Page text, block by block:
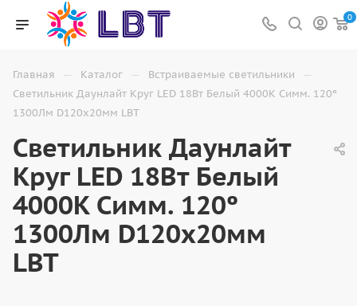
0
Главная — Каталог — Встраиваемые светильники —
Светильник Даунлайт Круг LED 18Вт Белый 4000K Симм. 120º
1300Лм D120х20мм LBT
Светильник Даунлайт
Круг LED 18Вт Белый
4000K Симм. 120º
1300Лм D120х20мм
LBT